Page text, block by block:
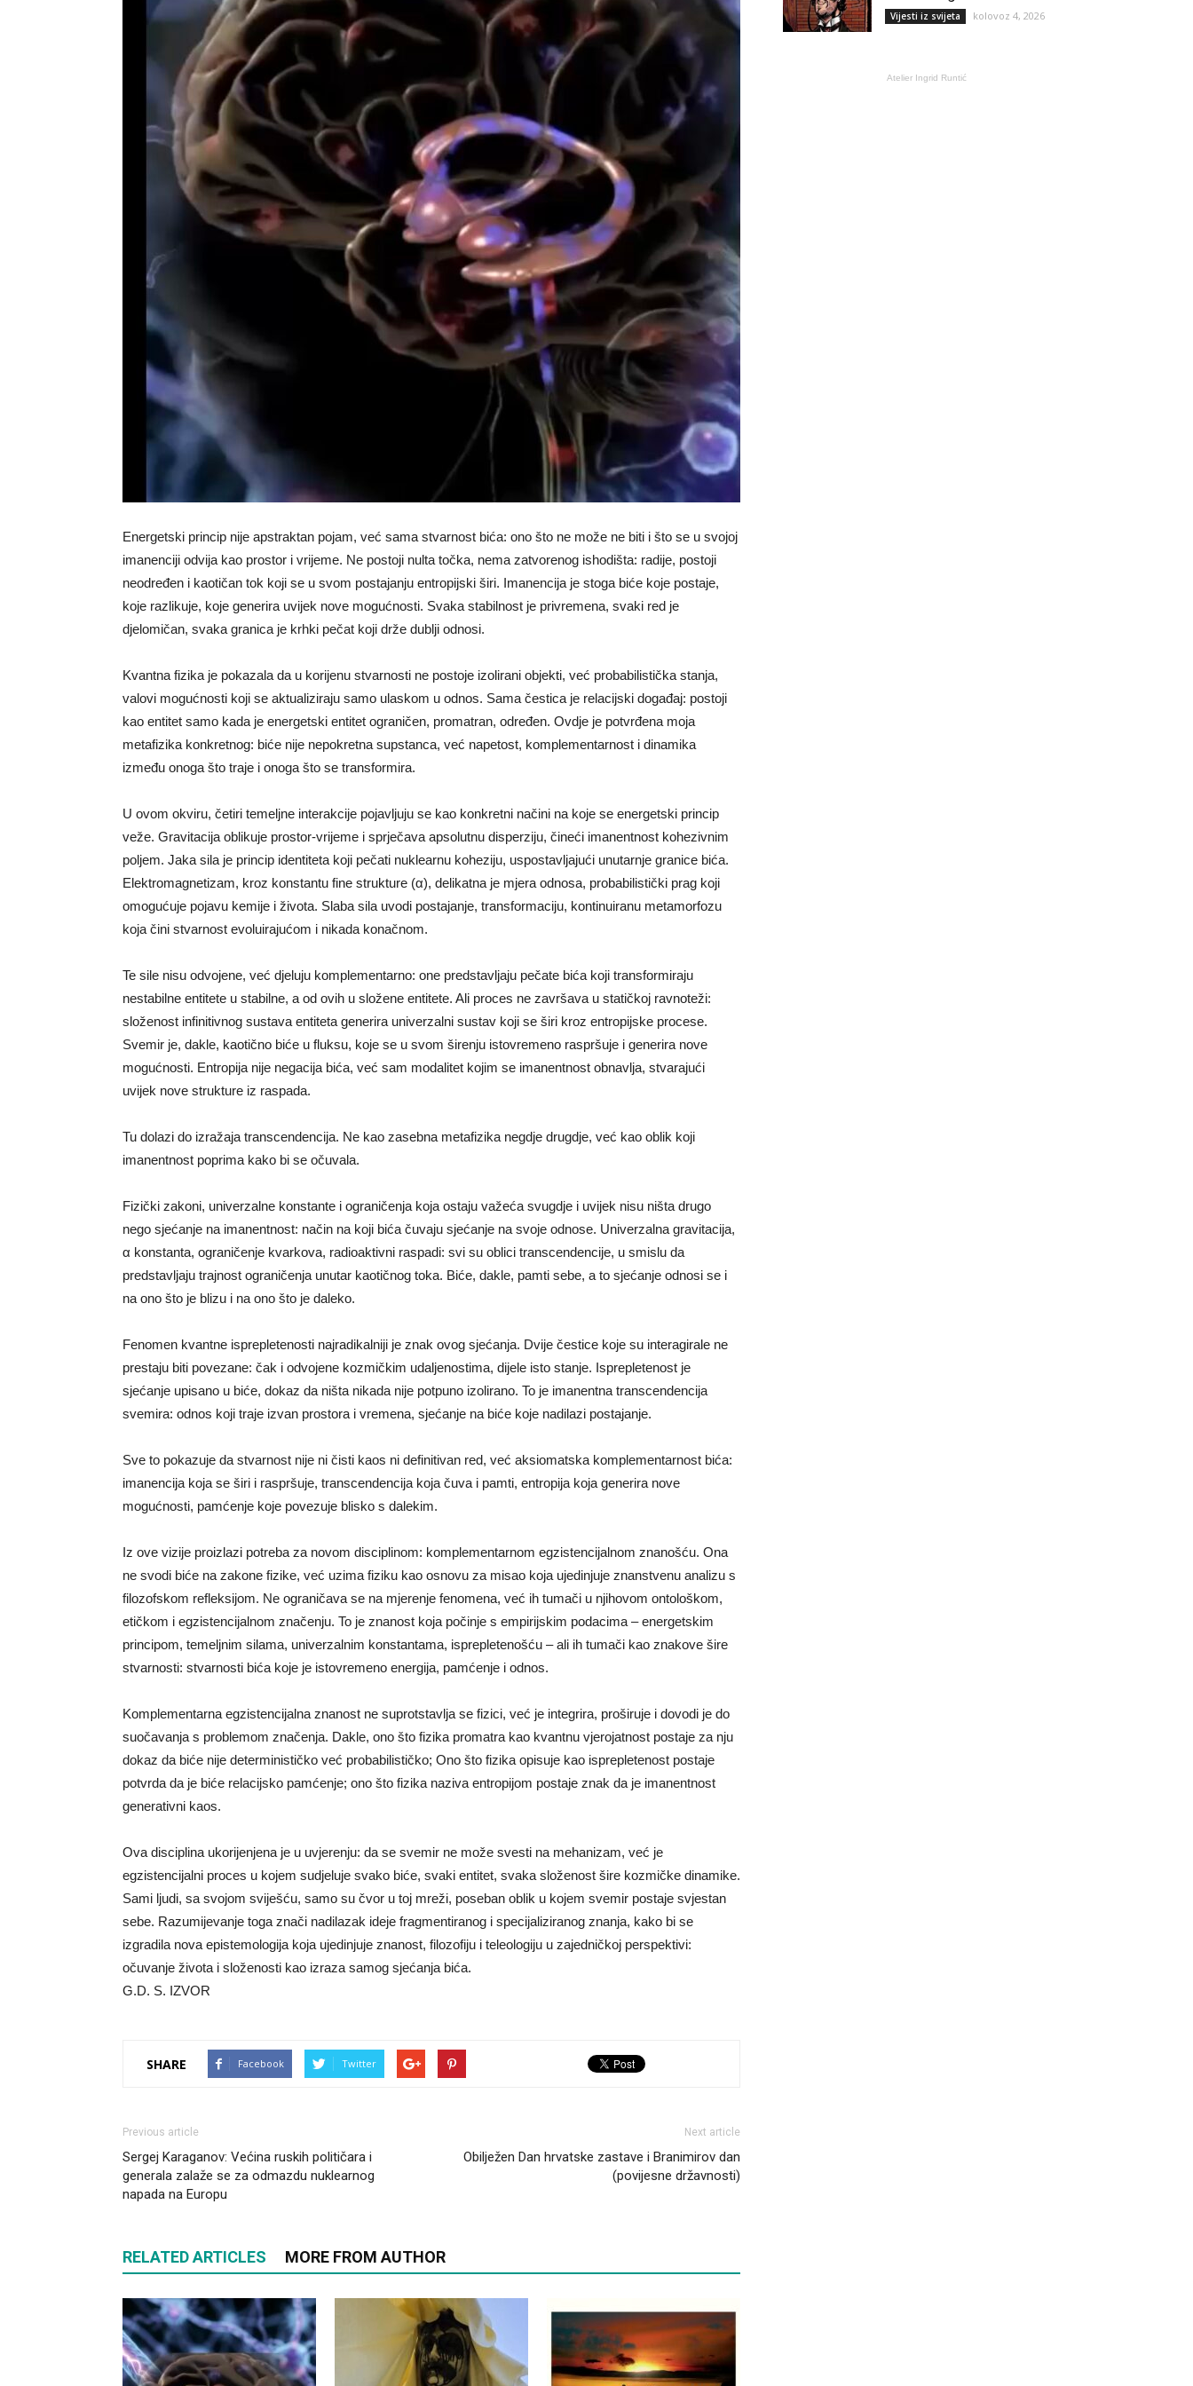
Energetski princip nije apstraktan pojam, već sama stvarnost bića: ono što ne može ne biti i što se u svojoj
imanenciji odvija kao prostor i vrijeme. Ne postoji nulta točka, nema zatvorenog ishodišta: radije, postoji
neodređen i kaotičan tok koji se u svom postajanju entropijski širi. Imanencija je stoga biće koje postaje,
koje razlikuje, koje generira uvijek nove mogućnosti. Svaka stabilnost je privremena, svaki red je
djelomičan, svaka granica je krhki pečat koji drže dublji odnosi.
Kvantna fizika je pokazala da u korijenu stvarnosti ne postoje izolirani objekti, već probabilistička stanja,
valovi mogućnosti koji se aktualiziraju samo ulaskom u odnos. Sama čestica je relacijski događaj: postoji
kao entitet samo kada je energetski entitet ograničen, promatran, određen. Ovdje je potvrđena moja
metafizika konkretnog: biće nije nepokretna supstanca, već napetost, komplementarnost i dinamika
između onoga što traje i onoga što se transformira.
U ovom okviru, četiri temeljne interakcije pojavljuju se kao konkretni načini na koje se energetski princip
veže. Gravitacija oblikuje prostor-vrijeme i sprječava apsolutnu disperziju, čineći imanentnost kohezivnim
poljem. Jaka sila je princip identiteta koji pečati nuklearnu koheziju, uspostavljajući unutarnje granice bića.
Elektromagnetizam, kroz konstantu fine strukture (α), delikatna je mjera odnosa, probabilistički prag koji
omogućuje pojavu kemije i života. Slaba sila uvodi postajanje, transformaciju, kontinuiranu metamorfozu
koja čini stvarnost evoluirajućom i nikada konačnom.
Te sile nisu odvojene, već djeluju komplementarno: one predstavljaju pečate bića koji transformiraju
nestabilne entitete u stabilne, a od ovih u složene entitete. Ali proces ne završava u statičkoj ravnoteži:
složenost infinitivnog sustava entiteta generira univerzalni sustav koji se širi kroz entropijske procese.
Svemir je, dakle, kaotično biće u fluksu, koje se u svom širenju istovremeno raspršuje i generira nove
mogućnosti. Entropija nije negacija bića, već sam modalitet kojim se imanentnost obnavlja, stvarajući
uvijek nove strukture iz raspada.
Tu dolazi do izražaja transcendencija. Ne kao zasebna metafizika negdje drugdje, već kao oblik koji
imanentnost poprima kako bi se očuvala.
Fizički zakoni, univerzalne konstante i ograničenja koja ostaju važeća svugdje i uvijek nisu ništa drugo
nego sjećanje na imanentnost: način na koji bića čuvaju sjećanje na svoje odnose. Univerzalna gravitacija,
α konstanta, ograničenje kvarkova, radioaktivni raspadi: svi su oblici transcendencije, u smislu da
predstavljaju trajnost ograničenja unutar kaotičnog toka. Biće, dakle, pamti sebe, a to sjećanje odnosi se i
na ono što je blizu i na ono što je daleko.
Fenomen kvantne isprepletenosti najradikalniji je znak ovog sjećanja. Dvije čestice koje su interagirale ne
prestaju biti povezane: čak i odvojene kozmičkim udaljenostima, dijele isto stanje. Isprepletenost je
sjećanje upisano u biće, dokaz da ništa nikada nije potpuno izolirano. To je imanentna transcendencija
svemira: odnos koji traje izvan prostora i vremena, sjećanje na biće koje nadilazi postajanje.
Sve to pokazuje da stvarnost nije ni čisti kaos ni definitivan red, već aksiomatska komplementarnost bića:
imanencija koja se širi i raspršuje, transcendencija koja čuva i pamti, entropija koja generira nove
mogućnosti, pamćenje koje povezuje blisko s dalekim.
Iz ove vizije proizlazi potreba za novom disciplinom: komplementarnom egzistencijalnom znanošću. Ona
ne svodi biće na zakone fizike, već uzima fiziku kao osnovu za misao koja ujedinjuje znanstvenu analizu s
filozofskom refleksijom. Ne ograničava se na mjerenje fenomena, već ih tumači u njihovom ontološkom,
etičkom i egzistencijalnom značenju. To je znanost koja počinje s empirijskim podacima – energetskim
principom, temeljnim silama, univerzalnim konstantama, isprepletenošću – ali ih tumači kao znakove šire
stvarnosti: stvarnosti bića koje je istovremeno energija, pamćenje i odnos.
Komplementarna egzistencijalna znanost ne suprotstavlja se fizici, već je integrira, proširuje i dovodi je do
suočavanja s problemom značenja. Dakle, ono što fizika promatra kao kvantnu vjerojatnost postaje za nju
dokaz da biće nije determinističko već probabilističko; Ono što fizika opisuje kao isprepletenost postaje
potvrda da je biće relacijsko pamćenje; ono što fizika naziva entropijom postaje znak da je imanentnost
generativni kaos.
Ova disciplina ukorijenjena je u uvjerenju: da se svemir ne može svesti na mehanizam, već je
egzistencijalni proces u kojem sudjeluje svako biće, svaki entitet, svaka složenost šire kozmičke dinamike.
Sami ljudi, sa svojom sviješću, samo su čvor u toj mreži, poseban oblik u kojem svemir postaje svjestan
sebe. Razumijevanje toga znači nadilazak ideje fragmentiranog i specijaliziranog znanja, kako bi se
izgradila nova epistemologija koja ujedinjuje znanost, filozofiju i teleologiju u zajedničkoj perspektivi:
očuvanje života i složenosti kao izraza samog sjećanja bića.
G.D. S. IZVOR
SHARE Facebook Twitter
Previous article
Sergej Karaganov: Većina ruskih političara i
generala zalaže se za odmazdu nuklearnog
napada na Europu
Next article
Obilježen Dan hrvatske zastave i Branimirov dan
(povijesne državnosti)
RELATED ARTICLES MORE FROM AUTHOR
Vijesti iz svijeta kolovoz 4, 2026
Atelier Ingrid Runtić